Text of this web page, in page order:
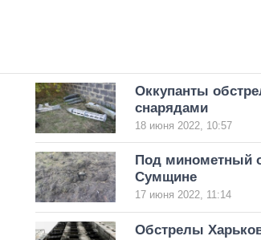
Оккупанты
снарядами
18 июня 2022, 10:57
Под минометный
Сумщине
17 июня 2022, 11:14
Обстрелы